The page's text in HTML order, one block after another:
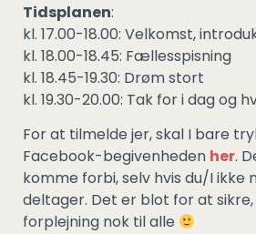
Tidsplanen:
kl. 17.00-18.00: Velkomst,
kl. 18.00-18.45: Fællesspisning
kl. 18.45-19.30: Drøm stort
kl. 19.30-20.00: Tak for i dag og
For at tilmelde jer, skal I bare
Facebook-begivenheden her.
komme forbi, selv hvis du/I ikke
deltager. Det er blot for at
forplejning nok til alle